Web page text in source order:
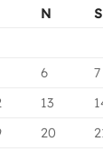
N S
6 7
13
20